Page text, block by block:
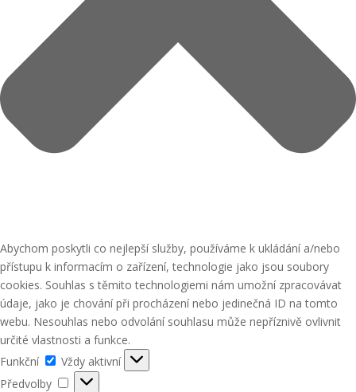
Abychom poskytli co nejlepší služby, používáme k ukládání a/nebo
přístupu k informacím o zařízení, technologie jako jsou soubory
cookies. Souhlas s těmito technologiemi nám umožní zpracovávat
údaje, jako je chování při procházení nebo jedinečná ID na tomto
webu. Nesouhlas nebo odvolání souhlasu může nepříznivě ovlivnit
určité vlastnosti a funkce.
Funkční
Funkční
Vždy aktivní
Předvolby
Předvolby